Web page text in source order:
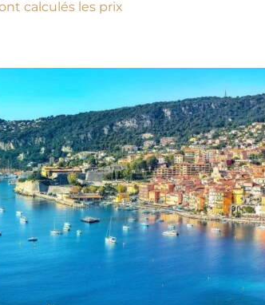
calculés les prix